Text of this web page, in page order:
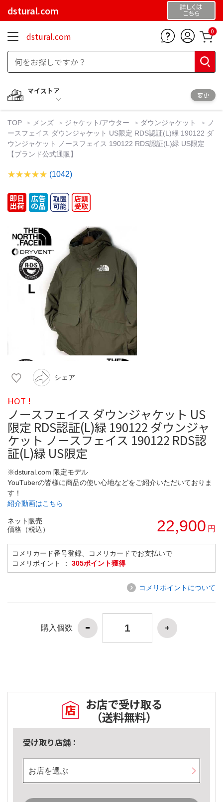
dstural.com 詳しくは
こちら
dstural.com 0
マイストア
変更
TOP メンズ ジャケット/アウター ダウンジャケット
ノ
ースフェイス ダウンジャケット US限定 RDS認証(L)緑 190122 ダ
ウンジャケット ノースフェイス 190122 RDS認証(L)緑 US限定
【ブランド公式通販】
(1042)
シェア
HOT !
ノースフェイス ダウンジャケット US
限定 RDS認証(L)緑 190122 ダウンジャ
ケット ノースフェイス 190122 RDS認
証(L)緑 US限定
※dstural.com 限定モデル
YouTuberの皆様に商品の使い心地などをご紹介いただいておりま
す！
紹介動画はこちら
ネット販売
価格（税込）
22,900 円
コメリカード番号登録、コメリカードでお支払いで
コメリポイント ： 305ポイント獲得
コメリポイントについて
購入個数
お店で受け取る
（送料無料）
受け取り店舗：
お店を選ぶ